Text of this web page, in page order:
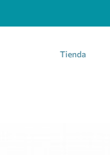
Tienda